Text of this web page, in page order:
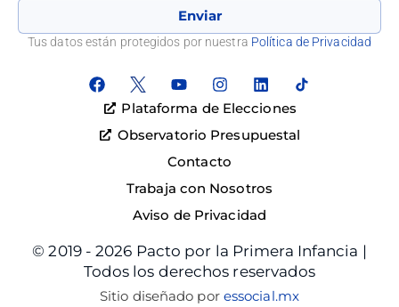
Enviar
Tus datos están protegidos por nuestra Política de Privacidad
Plataforma de Elecciones
Observatorio Presupuestal
Contacto
Trabaja con Nosotros
Aviso de Privacidad
© 2019 - 2026 Pacto por la Primera Infancia |
Todos los derechos reservados
Sitio diseñado por essocial.mx